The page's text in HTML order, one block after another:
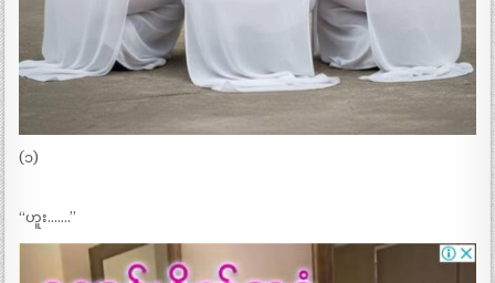
(၁)
“ဟူး…….”